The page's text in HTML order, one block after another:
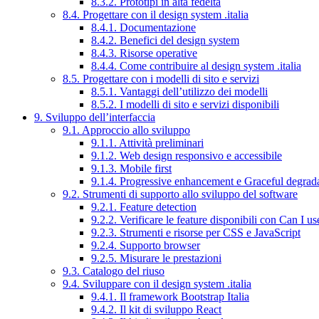
8.4. Progettare con il design system .italia
8.4.1. Documentazione
8.4.2. Benefici del design system
8.4.3. Risorse operative
8.4.4. Come contribuire al design system .italia
8.5. Progettare con i modelli di sito e servizi
8.5.1. Vantaggi dell’utilizzo dei modelli
8.5.2. I modelli di sito e servizi disponibili
9. Sviluppo dell’interfaccia
9.1. Approccio allo sviluppo
9.1.1. Attività preliminari
9.1.2. Web design responsivo e accessibile
9.1.3. Mobile first
9.1.4. Progressive enhancement e Graceful
9.2. Strumenti di supporto allo sviluppo del software
9.2.1. Feature detection
9.2.2. Verificare le feature disponibili con Can I
9.2.3. Strumenti e risorse per CSS e JavaScript
9.2.4. Supporto browser
9.2.5. Misurare le prestazioni
9.3. Catalogo del riuso
9.4. Sviluppare con il design system .italia
9.4.1. Il framework Bootstrap Italia
9.4.2. Il kit di sviluppo React